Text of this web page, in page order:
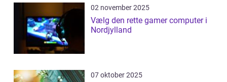
02 november 2025
Vælg den rette gamer computer i
Nordjylland
07 oktober 2025